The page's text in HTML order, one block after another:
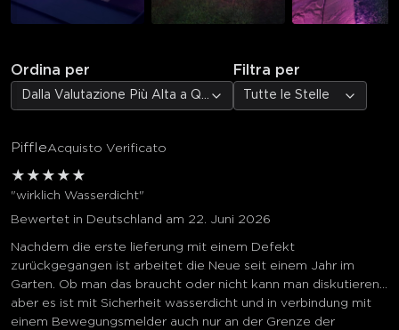
Ordina per
Dalla Valutazione Più Alta a Quella Più Bassa
Filtra per
Tutte le Stelle
PiffleAcquisto Verificato
★ ★ ★ ★ ★
"wirklich Wasserdicht"
Bewertet in Deutschland am 22. Juni 2026
Nachdem die erste lieferung mit einem Defekt
zurückgegangen ist arbeitet die Neue seit einem Jahr im
Garten. Ob man das braucht oder nicht kann man diskutieren...
aber es ist mit Sicherheit wasserdicht und in verbindung mit
einem Bewegungsmelder auch nur an der Grenze der